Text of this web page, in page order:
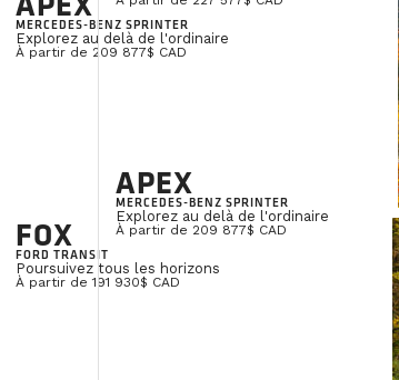
MERCEDES-BENZ SPRINTER
Explorez au delà de l'ordinaire
À partir de 209 877$ CAD
FOX
FORD TRANSIT
Poursuivez tous les horizons
À partir de 191 930$ CAD
APEX
MERCEDES-BENZ SPRINTER
Explorez au delà de l'ordinaire
À partir de 209 877$ CAD
Roger Fontaine
Directeur Service